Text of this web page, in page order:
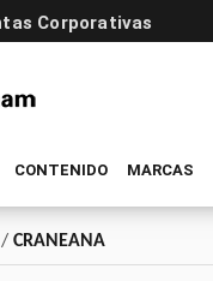
Corporativas
CONTENIDO MARCAS
/ CRANEANA